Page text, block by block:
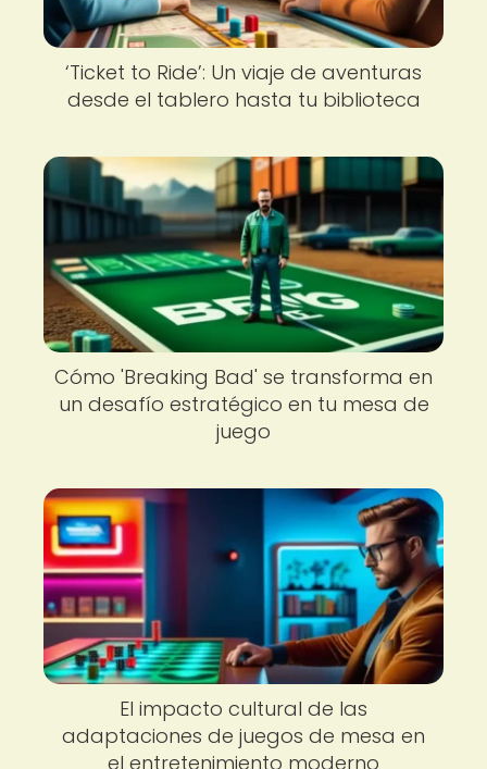
‘Ticket to Ride’: Un viaje de aventuras
desde el tablero hasta tu biblioteca
Cómo 'Breaking Bad' se transforma en
un desafío estratégico en tu mesa de
juego
El impacto cultural de las
adaptaciones de juegos de mesa en
el entretenimiento moderno